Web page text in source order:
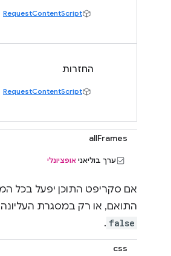
RequestContentScript
החזרות
RequestContentScript
allFrames
ערך בוליאני אופציונלי
אם סקריפט התוכן יפעל בכל
התואם, או רק במסגרת
false
.
css